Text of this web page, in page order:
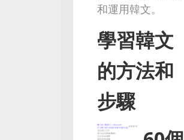
和運用韓文。
學習韓文
的方法和
步驟